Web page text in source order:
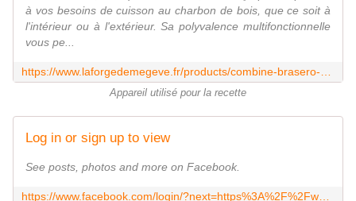
à vos besoins de cuisson au charbon de bois, que ce soit à
l'intérieur ou à l'extérieur. Sa polyvalence multifonctionnelle
vous pe...
Appareil utilisé pour la recette
Log in or sign up to view
See posts, photos and more on Facebook.